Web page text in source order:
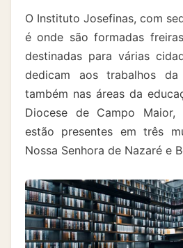
O Instituto Josefinas, com
é onde são formadas
destinadas para várias
dedicam aos trabalhos
também nas áreas da
Diocese de Campo Maior,
estão presentes em três
Nossa Senhora de Nazaré e